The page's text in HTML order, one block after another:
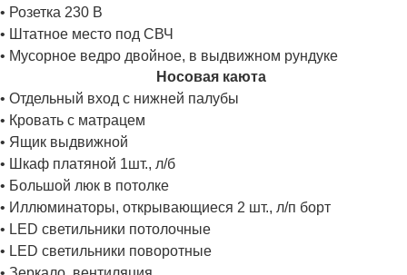
• Розетка 230 В
• Штатное место под СВЧ
• Мусорное ведро двойное, в выдвижном рундуке
Носовая каюта
• Отдельный вход с нижней палубы
• Кровать с матрацем
• Ящик выдвижной
• Шкаф платяной 1шт., л/б
• Большой люк в потолке
• Иллюминаторы, открывающиеся 2 шт., л/п борт
• LED светильники потолочные
• LED светильники поворотные